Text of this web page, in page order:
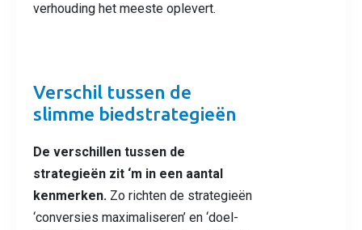
verhouding het meeste oplevert.
Verschil tussen de
slimme biedstrategieën
De verschillen tussen de
strategieën zit ‘m in een aantal
kenmerken. Zo richten de strategieën
‘conversies maximaliseren’ en ‘doel-